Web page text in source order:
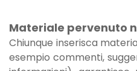
Materiale pervenuto
Chiunque inserisca
esempio commenti,